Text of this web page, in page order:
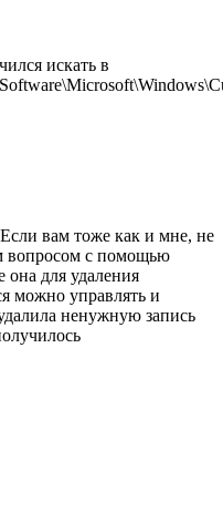
искать в
вам тоже как и мне, не
вопросом с помощью
для удаления
можно управлять и
ненужную запись